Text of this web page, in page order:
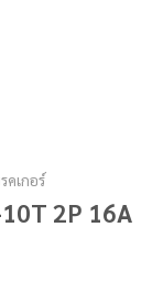
คเกอร์
10T 2P 16A